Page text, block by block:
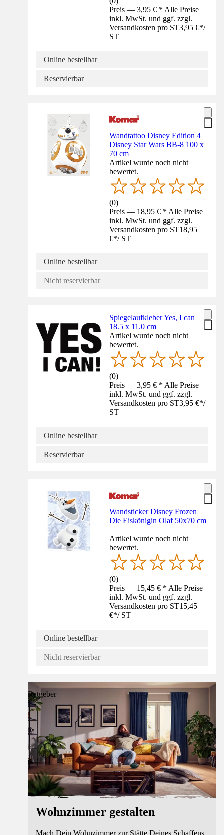
Preis — 3,95 € * Alle Preise
inkl. MwSt. und ggf. zzgl.
Versandkosten pro ST3,95 €*/
ST
Online bestellbar
Reservierbar
Wandtattoo Disney Edition 4
Disney Star Wars BB-8 100 x
70 cm
Artikel wurde noch nicht
bewertet.
(0)
Preis — 18,95 € * Alle Preise
inkl. MwSt. und ggf. zzgl.
Versandkosten pro ST18,95
€*/ ST
Online bestellbar
Nicht reservierbar
Spiegelaufkleber Yes, I can
18.5 x 11.0 cm
Artikel wurde noch nicht
bewertet.
(0)
Preis — 3,95 € * Alle Preise
inkl. MwSt. und ggf. zzgl.
Versandkosten pro ST3,95 €*/
ST
Online bestellbar
Reservierbar
Wandsticker Disney Frozen
Die Eiskönigin Olaf 50x70 cm
Artikel wurde noch nicht
bewertet.
(0)
Preis — 15,45 € * Alle Preise
inkl. MwSt. und ggf. zzgl.
Versandkosten pro ST15,45
€*/ ST
Online bestellbar
Nicht reservierbar
Ratgeber
Wohnzimmer gestalten
Mach Dein Wohnzimmer zur Stätte Deines Schaffens.